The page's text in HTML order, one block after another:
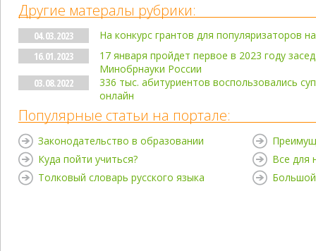
Другие матералы рубрики:
04.03.2023
На конкурс грантов для популяризаторов
16.01.2023
17 января пройдет первое в 2023 году
Минобрнауки России
03.08.2022
336 тыс. абитуриентов воспользовались
онлайн
Популярные статьи на портале:
Законодательство в образовании
Куда пойти учиться?
Толковый словарь русского языка
Все для
Большой